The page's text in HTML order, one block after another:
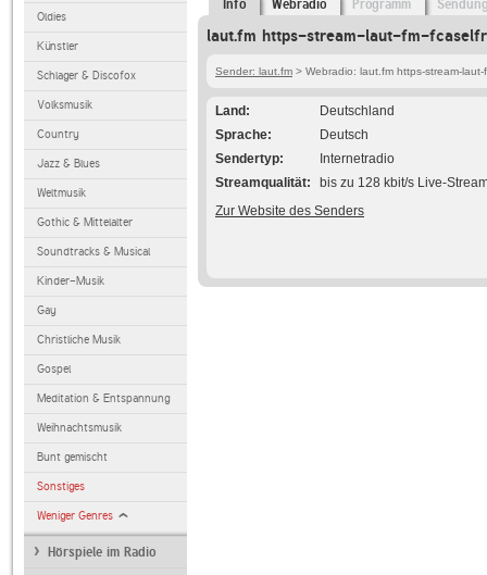
Oldies
Künstler
Schlager & Discofox
Volksmusik
Country
Jazz & Blues
Weltmusik
Gothic & Mittelalter
Soundtracks & Musical
Kinder-Musik
Gay
Christliche Musik
Gospel
Meditation & Entspannung
Weihnachtsmusik
Bunt gemischt
Sonstiges
Weniger Genres
Hörspiele im Radio
Info Webradio Programm
laut.fm https-stream-laut-fm-
Sender: laut.fm > Webradio: laut.fm https-stream-
Land
Deutschland
Sprache
Deutsch
Sendertyp
Internetradio
Streamqualität
bis zu 128 kbit/s Live-
Zur Website des Senders